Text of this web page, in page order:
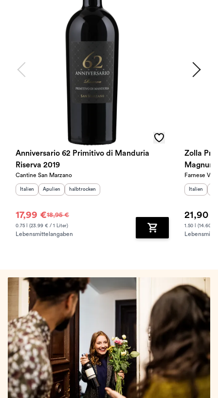
Anniversario 62 Primitivo di Manduria
Riserva 2019
Cantine San Marzano
Herkunftsland:
Italien Herkunftsregion:
Apulien Geschmack:
halbtrocken
17,99 €18,95 €
0.75 l (23.99 € / 1 Liter)
Lebensmittelangaben Zum Warenkorb
Zolla
Farnese Vini
Italien
21,90 €
1.50 l (14.60 €